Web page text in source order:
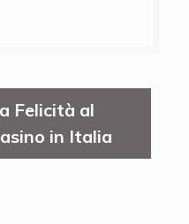
Felicità al
in Italia